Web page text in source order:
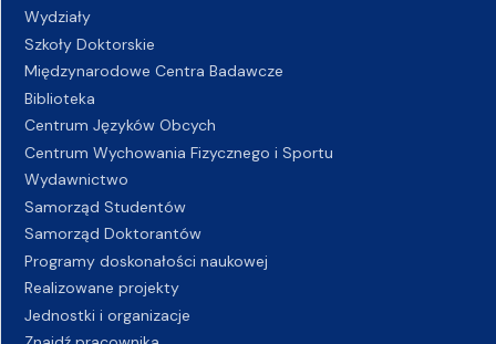
Wydziały
Szkoły Doktorskie
Międzynarodowe Centra Badawcze
Biblioteka
Centrum Języków Obcych
Centrum Wychowania Fizycznego i Sportu
Wydawnictwo
Samorząd Studentów
Samorząd Doktorantów
Programy doskonałości naukowej
Realizowane projekty
Jednostki i organizacje